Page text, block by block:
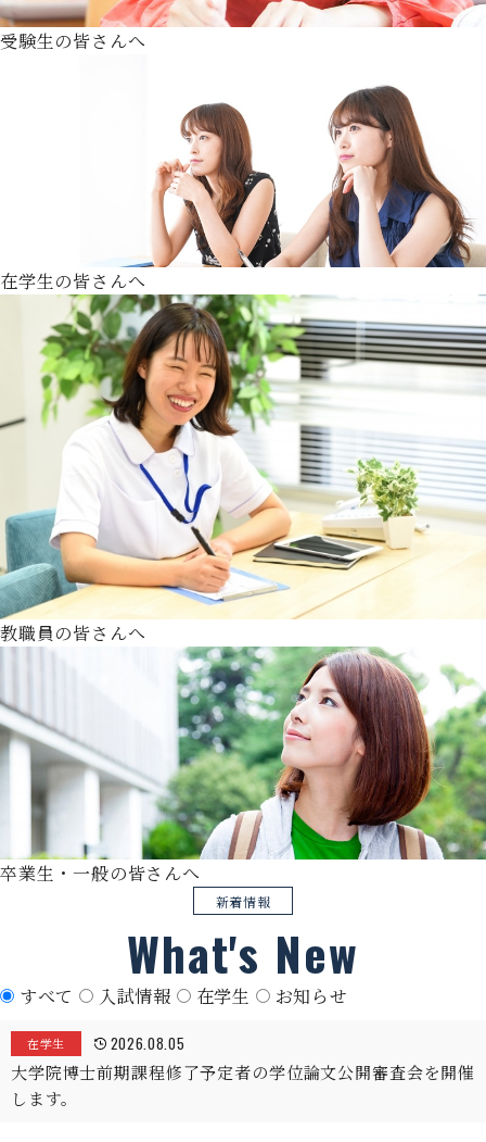
受験生の皆さんへ
在学生の皆さんへ
教職員の皆さんへ
卒業生・一般の皆さんへ
新着情報
What's New
すべて 入試情報 在学生 お知らせ
在学生 2026.08.05
大学院博士前期課程修了予定者の学位論文公開審査会を開催
します。